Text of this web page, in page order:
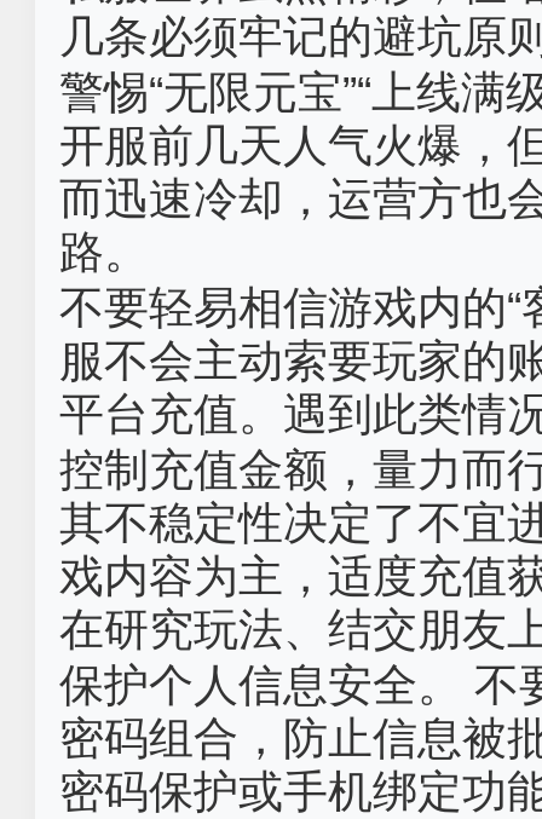
几条必须牢记的避坑原
警惕“无限元宝”“上线满
开服前几天人气火爆，
而迅速冷却，运营方也
路。
不要轻易相信游戏内的
服不会主动索要玩家的
平台充值。遇到此类情
控制充值金额，量力而
其不稳定性决定了不宜
戏内容为主，适度充值
在研究玩法、结交朋友
保护个人信息安全。 不
密码组合，防止信息被
密码保护或手机绑定功